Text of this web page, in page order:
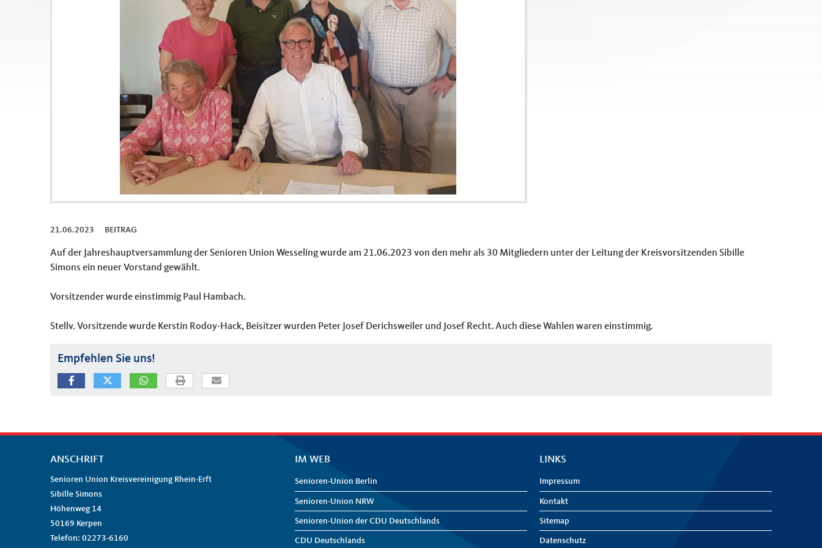
21.06.2023 BEITRAG
Auf der Jahreshauptversammlung der Senioren Union Wesseling wurde am 21.06.2023 von den mehr als 30 Mitgliedern unter der Leitung der Kreisvorsitzenden Sibille
Simons ein neuer Vorstand gewählt.
Vorsitzender wurde einstimmig Paul Hambach.
Stellv. Vorsitzende wurde Kerstin Rodoy-Hack, Beisitzer wurden Peter Josef Derichsweiler und Josef Recht. Auch diese Wahlen waren einstimmig.
Empfehlen Sie uns!
Fußbereich
ANSCHRIFT
Senioren Union Kreisvereinigung Rhein-Erft
Sibille Simons
Höhenweg 14
50169 Kerpen
Telefon: 02273-6160
IM WEB
Senioren-Union Berlin
Senioren-Union NRW
Senioren-Union der CDU Deutschlands
CDU Deutschlands
LINKS
Impressum
Kontakt
Sitemap
Datenschutz